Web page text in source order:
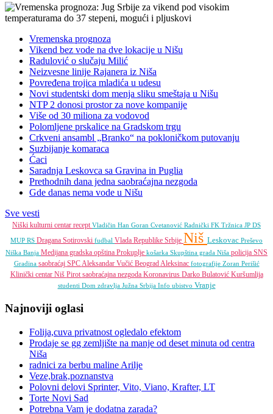
Vremenska prognoza
Vikend bez vode na dve lokacije u Nišu
Radulović o slučaju Milić
Neizvesne linije Rajanera iz Niša
Povređena trojica mladića u udesu
Novi studentski dom menja sliku smeštaja u Nišu
NTP 2 donosi prostor za nove kompanije
Više od 30 miliona za vodovod
Polomljene prskalice na Gradskom trgu
Crkveni ansambl „Branko“ na pokloničkom putovanju
Suzbijanje komaraca
Ćaci
Saradnja Leskovca sa Gravina in Puglia
Prethodnih dana jedna saobraćajna nezgoda
Gde danas nema vode u Nišu
Sve vesti
Niški kulturni centar receptVladičin Han Goran Cvetanović Radnički FK Tržnica JP DS
MUP RS Dragana Sotirovski fudbal Vlada Republike Srbije Niš Leskovac Preševo
Niška Banja Medijana gradska opština Prokuplje košarka Skupština grada Niša policija SNS
Gradina saobraćaj SPCAleksandar Vučić BeogradAleksinac fotografije Zoran Perišić
Klinički centar Niš Pirotsaobraćajna nezgoda Koronavirus Darko Bulatović Kuršumlija
studenti Dom zdravlja Južna Srbija Info ubistvo Vranje
Najnoviji oglasi
Folija,cuva privatnost ogledalo efektom
Prodaje se gg zemljište na manje od deset minuta od centra
Niša
radnici za berbu maline Arilje
Veze,brak,poznanstva
Polovni delovi Sprinter, Vito, Viano, Krafter, LT
Torte Novi Sad
Potrebna Vam je dodatna zarada?